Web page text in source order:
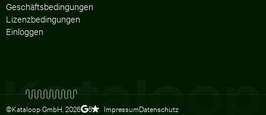
Geschäftsbedingungen
Lizenzbedingungen
Einloggen
©Kataloop GmbH, 2026 5 ImpressumDatenschutz